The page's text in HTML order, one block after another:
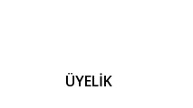
ÜYELİK